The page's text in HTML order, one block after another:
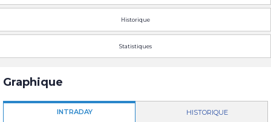
Historique
Statistiques
Graphique
INTRADAY HISTORIQUE